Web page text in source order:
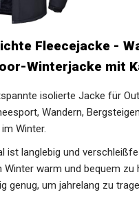
Fleecejacke -
Winterjacke mit
isolierte Jacke für
Wandern,
Winter.
ist langlebig und
warm und bequem zu
genug, um jahrelang zu